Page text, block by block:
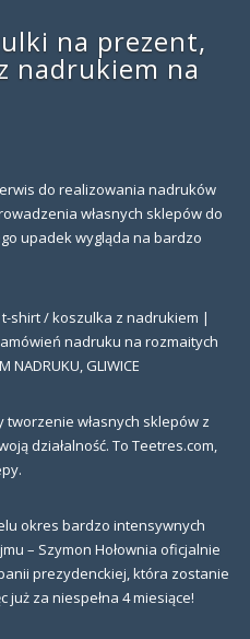
na prezent,
nadrukiem na
do realizowania nadruków
własnych sklepów do
upadek wygląda na bardzo
t-shirt / koszulka z nadrukiem |
nadruku na rozmaitych
GLIWICE
własnych sklepów z
działalność. To Teetres.com,
okres bardzo intensywnych
– Szymon Hołownia oficjalnie
prezydenckiej, która zostanie
już za niespełna 4 miesiące!